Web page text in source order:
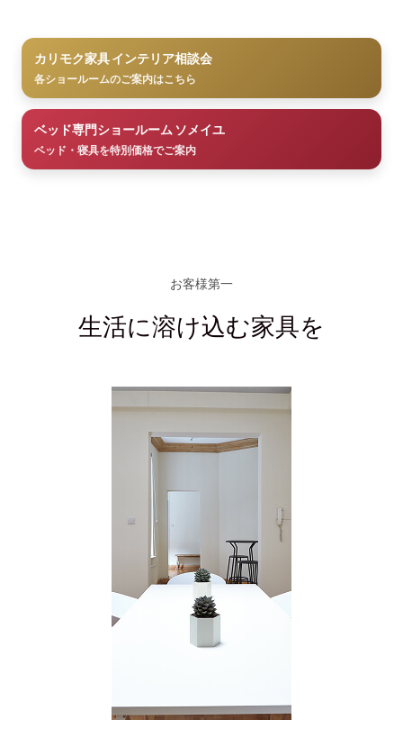
カリモク家具 インテリア相談会
各ショールームのご案内はこちら
ベッド専門ショールーム ソメイユ
ベッド・寝具を特別価格でご案内
お客様第一
生活に溶け込む家具を